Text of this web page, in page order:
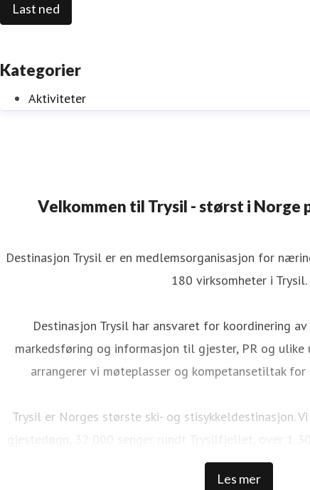
Last ned
Kategorier
Aktiviteter
Velkommen til Trysil - størst i Norge
Les mer
Destinasjon Trysil er en medlemsorganisasjon for
180 virksomheter i Trysil.
Destinasjon Trysil har ansvaret for koordinering
markedsføring og informasjon til gjester, PR og
arrangerer vi møteplasser og kompetansetiltak
Trysil er Norges største ski- og stisykkeldestinasjon.
gjestedøgn, 32 000 senger rundt Trysilfjellet, over 1
NOK i skipassomsetning, 69 bakker, 41 heiser, over 500
100 000 sykkeldager, 100 km med naturlig